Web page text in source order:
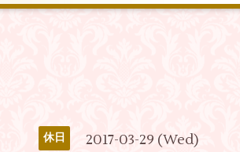
休日 2017-03-29 (Wed)